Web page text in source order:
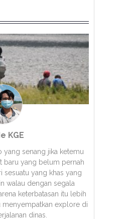
KGE
yang senang jika ketemu
baru yang belum pernah
sesuatu yang khas yang
walau dengan segala
keterbatasan itu lebih
explore di
dinas.